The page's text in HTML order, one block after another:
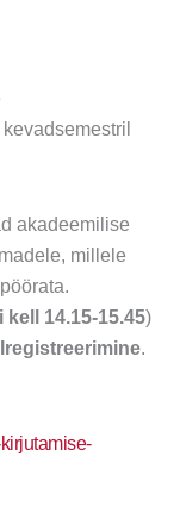
akadeemilise
millele
14.15-15.45)
.